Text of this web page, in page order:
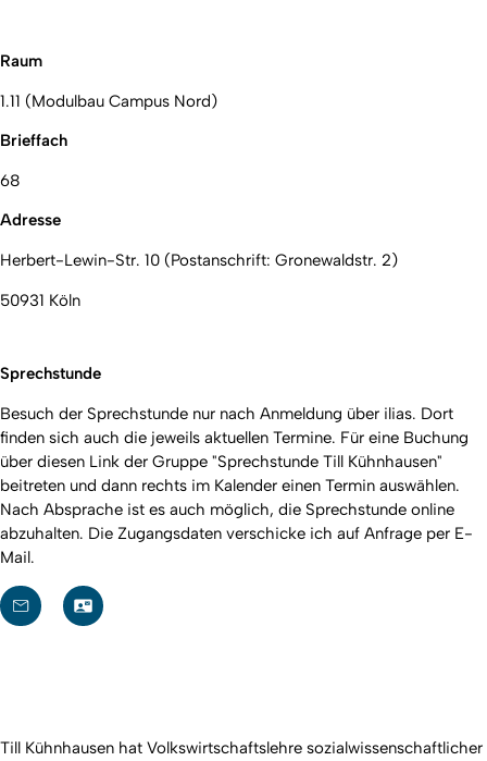
Raum
1.11 (Modulbau Campus Nord)
Brieffach
68
Adresse
Herbert-Lewin-Str. 10 (Postanschrift: Gronewaldstr. 2)
50931 Köln
Sprechstunde
Besuch der Sprechstunde nur nach Anmeldung über ilias. Dort
finden sich auch die jeweils aktuellen Termine. Für eine Buchung
über diesen Link der Gruppe "Sprechstunde Till Kühnhausen"
beitreten und dann rechts im Kalender einen Termin auswählen.
Nach Absprache ist es auch möglich, die Sprechstunde online
abzuhalten. Die Zugangsdaten verschicke ich auf Anfrage per E-
Mail.
Till Kühnhausen hat Volkswirtschaftslehre sozialwissenschaftlicher